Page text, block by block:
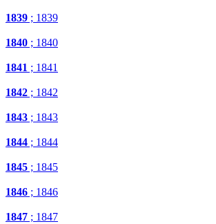
1839 ; 1839
1840 ; 1840
1841 ; 1841
1842 ; 1842
1843 ; 1843
1844 ; 1844
1845 ; 1845
1846 ; 1846
1847 ; 1847